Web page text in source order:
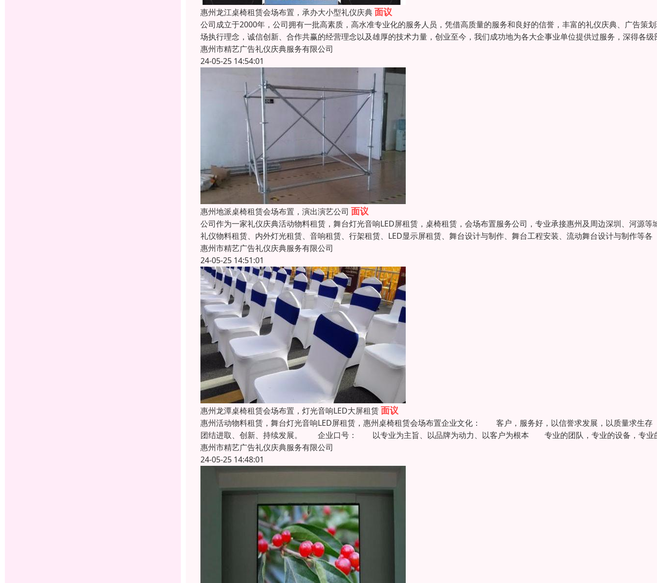
惠州龙江桌椅租赁会场布置，承办大小型礼仪庆典面议
公司成立于2000年，公司拥有一批高素质，高水准专业化的服务人员，凭借高质量的服务和良好的信誉，丰富的礼仪庆典、广告策
场执行理念，诚信创新、合作共赢的经营理念以及雄厚的技术力量，创业至今，我们成功地为各大企事业单位提供过服务，深得各级
惠州市精艺广告礼仪庆典服务有限公司
24-05-25 14:54:01
惠州地派桌椅租赁会场布置，演出演艺公司 面议
公司作为一家礼仪庆典活动物料租赁，舞台灯光音响LED屏租赁，桌椅租赁，会场布置服务公司，专业承接惠州及周边深圳、河源等
礼仪物料租赁、内外灯光租赁、音响租赁、行架租赁、LED显示屏租赁、舞台设计与制作、舞台工程安装、流动舞台设计与制作等各
惠州市精艺广告礼仪庆典服务有限公司
24-05-25 14:51:01
惠州龙潭桌椅租赁会场布置，灯光音响LED大屏租赁面议
惠州活动物料租赁，舞台灯光音响LED屏租赁，惠州桌椅租赁会场布置企业文化： 客户，服务好，以信誉求发展，以质量求
团结进取、创新、持续发展。 企业口号： 以专业为主旨、以品牌为动力、以客户为根本 专业的团队，专业的设备，专业
惠州市精艺广告礼仪庆典服务有限公司
24-05-25 14:48:01